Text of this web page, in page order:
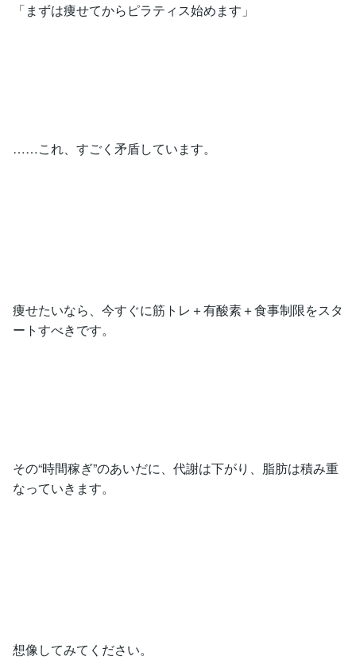
「まずは痩せてからピラティス始めます」
……これ、すごく矛盾しています。
痩せたいなら、今すぐに筋トレ＋有酸素＋食事制限をスタ
ートすべきです。
その“時間稼ぎ”のあいだに、代謝は下がり、脂肪は積み重
なっていきます。
想像してみてください。